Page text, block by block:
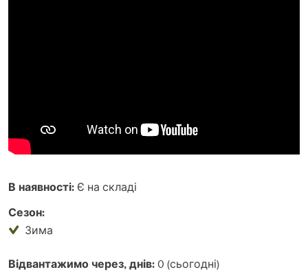
В наявності: Є на складі
Сезон:
Зима
Відвантажимо через, днів:0 (сьогодні)